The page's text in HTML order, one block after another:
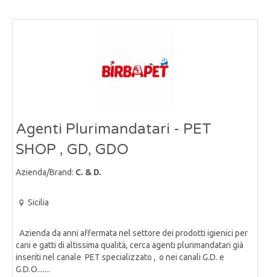
Agenti Plurimandatari - PET
SHOP , GD, GDO
Azienda/Brand: C. & D.
Sicilia
Azienda da anni affermata nel settore dei prodotti igienici per
cani e gatti di altissima qualità, cerca agenti plurimandatari già
inseriti nel canale PET specializzato , o nei canali G.D. e
G.D.O.......